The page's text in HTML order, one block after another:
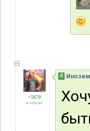
+5679
В отпуске
А